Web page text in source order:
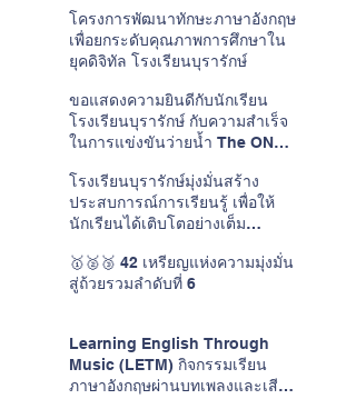
โครงการพัฒนาทักษะภาษาอังกฤษ
เพื่อยกระดับคุณภาพการศึกษาใน
ยุคดิจิทัล โรงเรียนบุรารักษ์
ขอแสดงความยินดีกับนักเรียน
โรงเรียนบุรารักษ์ กับความสำเร็จ
ในการแข่งขันว่ายน้ำ The ONE
โรงเรียนบุรารักษ์มุ่งมั่นสร้าง
ประสบการณ์การเรียนรู้ เพื่อให้
นักเรียนได้เติบโตอย่างเต็ม
🥇🥈🥉 42 เหรียญแห่งความมุ่งมั่น
สู่ถ้วยรวมลำดับที่ 6
Learning English Through
Music (LETM) กิจกรรมเรียน
ภาษาอังกฤษผ่านบทเพลงและเสียง